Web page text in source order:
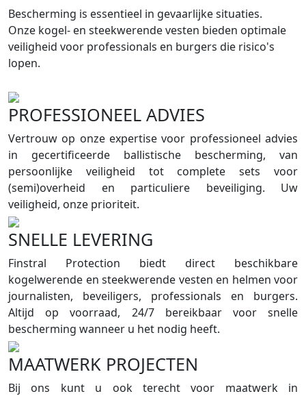
Bescherming is essentieel in gevaarlijke situaties.
Onze kogel- en steekwerende vesten bieden optimale
veiligheid voor professionals en burgers die risico's
lopen.
PROFESSIONEEL ADVIES
Vertrouw op onze expertise voor professioneel advies
in gecertificeerde ballistische bescherming, van
persoonlijke veiligheid tot complete sets voor
(semi)overheid en particuliere beveiliging. Uw
veiligheid, onze prioriteit.
SNELLE LEVERING
Finstral Protection biedt direct beschikbare
kogelwerende en steekwerende vesten en helmen voor
journalisten, beveiligers, professionals en burgers.
Altijd op voorraad, 24/7 bereikbaar voor snelle
bescherming wanneer u het nodig heeft.
MAATWERK PROJECTEN
Bij ons kunt u ook terecht voor maatwerk in